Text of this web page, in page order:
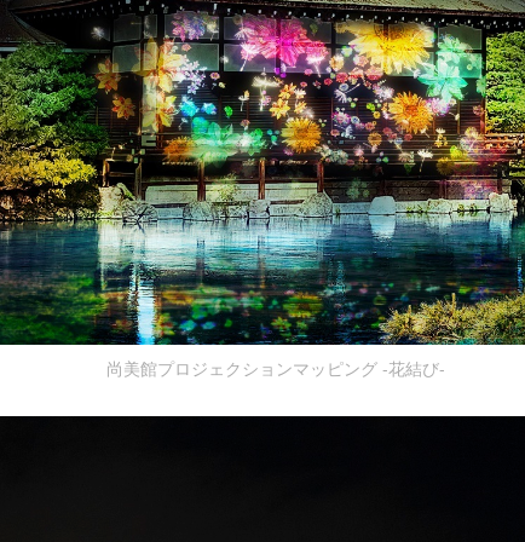
尚美館プロジェクションマッピング -花結び-